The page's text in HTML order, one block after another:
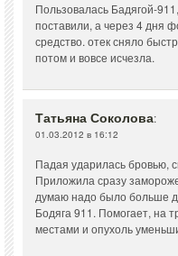
Пользовалась Бадягой-
поставили, а через 4 дня
средство. отек сняло
потом и вовсе исчезла.
Татьяна Соколова:
01.03.2012 в 16:12
Падая ударилась бровью,
Приложила сразу
думаю надо было больше
Бодяга 911. Помогает, на
местами и опухоль